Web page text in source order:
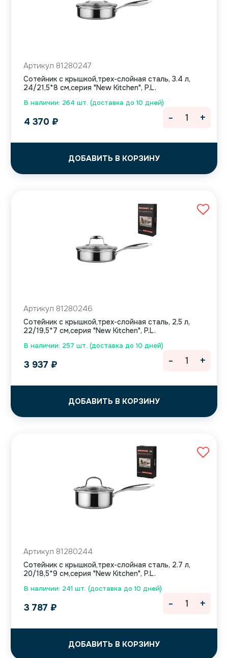
В наличии: 264 шт. (доставка до 10 дней)
Артикул 81280247
Сотейник с крышкой,трех-слойная сталь, 3.4 л,
24/21,5*8 см,серия "New Kitchen", P.L.
4 370 ₽
ДОБАВИТЬ В КОРЗИНУ
- +
В наличии: 257 шт. (доставка до 10 дней)
Артикул 81280246
Сотейник с крышкой,трех-слойная сталь, 2,5 л,
22/19,5*7 см,серия "New Kitchen", P.L.
3 937 ₽
ДОБАВИТЬ В КОРЗИНУ
- +
В наличии: 241 шт. (доставка до 10 дней)
Артикул 81280244
Сотейник с крышкой,трех-слойная сталь, 2.7 л,
20/18,5*9 см,серия "New Kitchen", P.L.
3 787 ₽
ДОБАВИТЬ В КОРЗИНУ
- +